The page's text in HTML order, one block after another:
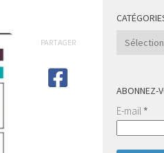
PARTAGER Catégories
ABONNEZ-
E-mail *